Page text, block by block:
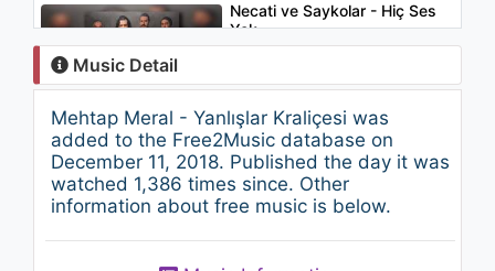
03:48
Necati ve Saykolar - Hiç Ses
Yok
920 - 7 years ago
03:29
Mehtap Meral - Gamzen
Benim Evimdir
1.2K - 7 years ago
Music Detail
Mehtap Meral - Yanlışlar Kraliçesi was
added to the Free2Music database on
December 11, 2018. Published the day it was
watched 1,386 times since. Other
information about free music is below.